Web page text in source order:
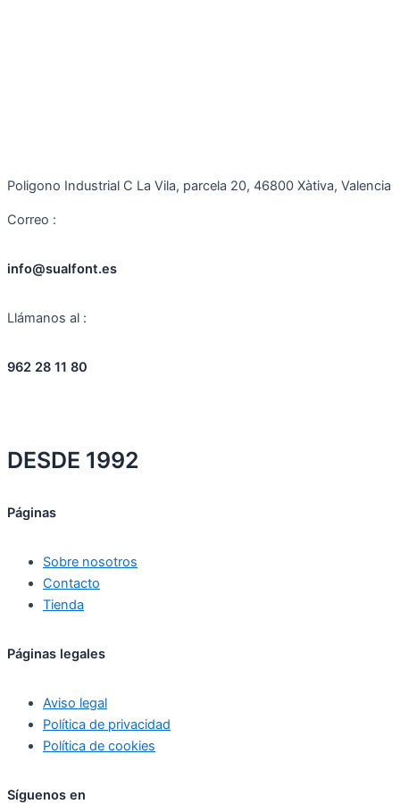
Poligono Industrial C La Vila, parcela 20, 46800 Xàtiva, Valencia
Correo :
info@sualfont.es
Llámanos al :
962 28 11 80
DESDE 1992
Páginas
Sobre nosotros
Contacto
Tienda
Páginas legales
Aviso legal
Política de privacidad
Política de cookies
Síguenos en